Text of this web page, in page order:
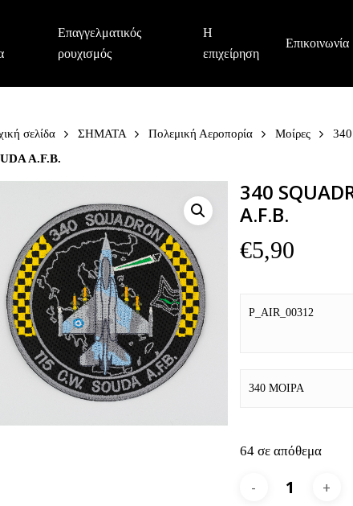
Επαγγελματικός
ρουχισμός
Η
επιχείρηση
Επικοινωνία
σελίδα ΣΗΜΑΤΑ Πολεμική Αεροπορία Μοίρες
A.F.B.
340
A.F.B.
€5,90
P_AIR_00312
340 ΜΟΙΡΑ
64 σε απόθεμα